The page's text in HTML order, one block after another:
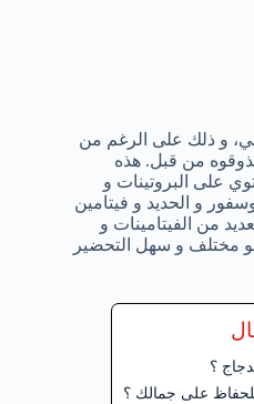
و ذلك على الرغم من
من قبل. هذه
على البروتينات و
و الحديد و فيتامين
و العديد من الفيتامينات و
مختلف و سهل التحضير
؟
على جمالك ؟